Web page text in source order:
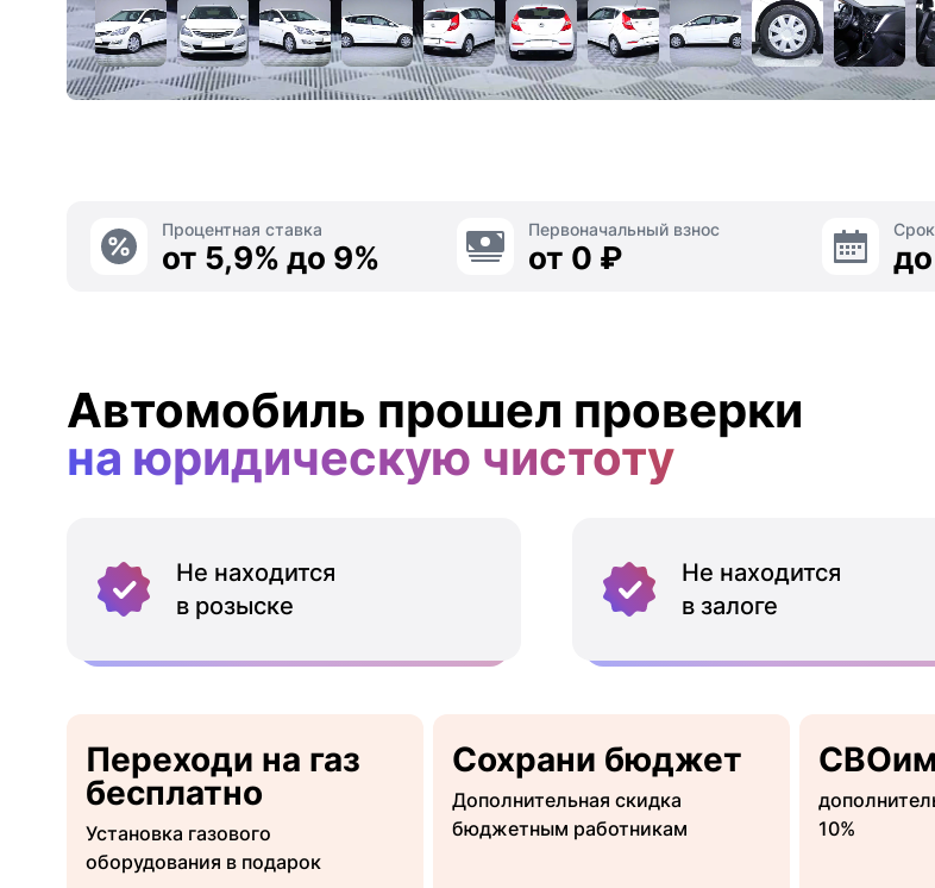
Процентная ставка
от 5,9% до 9%
Первоначальный взнос
от 0 ₽
Автомобиль прошел проверки
на юридическую чистоту
Не находится
в розыске
Не находится
в залоге
Переходи на газ
бесплатно
Установка газового
оборудования в подарок
Сохрани бюджет
Дополнительная скидка
бюджетным работникам
СВОим
10%